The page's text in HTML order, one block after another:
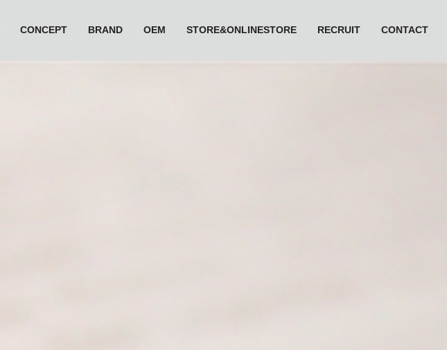
CONCEPT BRAND OEM STORE&ONLINESTORE RECRUIT CONTACT